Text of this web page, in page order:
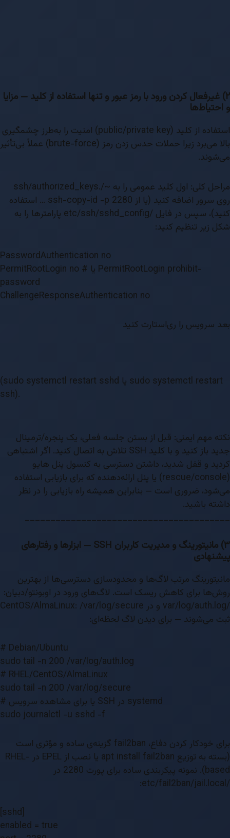
۲) غیرفعال کردن ورود با رمز عبور و تنها استفاده از کلید — مزایا
و احتیاط‌ها
استفاده از کلید (public/private key) امنیت را به‌طرز چشمگیری
بالا می‌برد زیرا حملات حدس زدن رمز (brute-force) عملاً بی‌تأثیر
می‌شوند.
مراحل کلی: اول کلید عمومی را به ~/.ssh/authorized_keys
روی سرور اضافه کنید (یا از ssh-copy-id -p 2280 … استفاده
کنید)، سپس در فایل /etc/ssh/sshd_config پارامترها را به
شکل زیر تنظیم کنید:
PasswordAuthentication no
PermitRootLogin no # یا PermitRootLogin prohibit-
password
ChallengeResponseAuthentication no
بعد سرویس را ری‌استارت کنید
(sudo systemctl restart sshd یا sudo systemctl restart
ssh).
نکته مهم ایمنی: قبل از بستن جلسه فعلی، یک پنجره/ترمینال
جدید باز کنید و با کلید SSH تلاش به اتصال کنید. اگر اشتباهی
کردید و قفل شدید، داشتن دسترسی به کنسول پنل هایو
(rescue/console) یا پنل ارائه‌دهنده که برای بازیابی استفاده
می‌شود، ضروری است — بنابراین همیشه راه بازیابی را در نظر
داشته باشید.
________________________________________
۳) مانیتورینگ و مدیریت کاربران SSH — ابزارها و رفتارهای
پیشنهادی
مانیتورینگ مرتب لاگ‌ها و محدودسازی دسترسی‌ها از بهترین
روش‌ها برای کاهش ریسک است. لاگ‌های ورود در اوبونتو/دبیان:
/var/log/auth.log و در CentOS/AlmaLinux: /var/log/secure
ثبت می‌شوند — برای دیدن لاگ لحظه‌ای:
# Debian/Ubuntu
sudo tail -n 200 /var/log/auth.log
# RHEL/CentOS/AlmaLinux
sudo tail -n 200 /var/log/secure
# یا برای مشاهده سرویس SSH در systemd
sudo journalctl -u sshd -f
برای خودکار کردن دفاع، fail2ban گزینه‌ی ساده و مؤثری است
(بسته به توزیع apt install fail2ban یا نصب از EPEL در RHEL-
based). نمونه پیکربندی ساده برای پورت 2280 در
/etc/fail2ban/jail.local:
[sshd]
enabled = true